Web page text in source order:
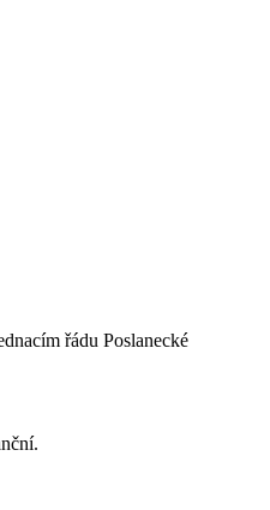
řádu Poslanecké